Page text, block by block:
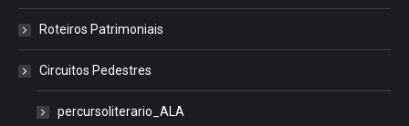
Roteiros Patrimoniais
Circuitos Pedestres
percursoliterario_ALA